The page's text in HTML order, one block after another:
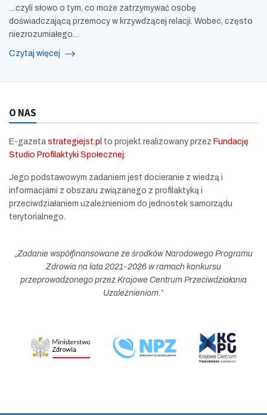
…czyli słowo o tym, co może zatrzymywać osobę
doświadczającą przemocy w krzywdzącej relacji. Wobec, często
niezrozumiałego…
Czytaj więcej
O NAS
E-gazeta strategiejst.pl to projekt realizowany przez Fundację
Studio Profilaktyki Społecznej
Jego podstawowym zadaniem jest docieranie z wiedzą i
informacjami z obszaru związanego z profilaktyką i
przeciwdziałaniem uzależnieniom do jednostek samorządu
terytorialnego.
Zadanie współfinansowane ze środków Narodowego Programu
Zdrowia na lata 2021-2026 w ramach konkursu
przeprowadzonego przez Krajowe Centrum Przeciwdziałania
Uzależnieniom. ”